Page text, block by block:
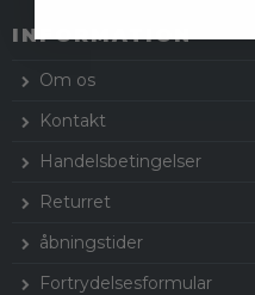
INFORMATION
Om os
Kontakt
Handelsbetingelser
Returret
åbningstider
Fortrydelsesformular